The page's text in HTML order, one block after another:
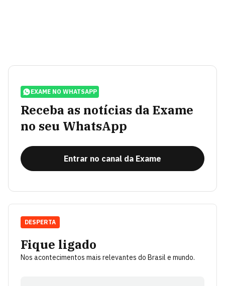
EXAME NO WHATSAPP
Receba as notícias da Exame
no seu WhatsApp
Entrar no canal da Exame
Fique ligado
Nos acontecimentos mais relevantes do Brasil e mundo.
DESPERTA